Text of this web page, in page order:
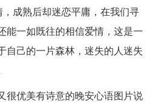
成熟后却迷恋平庸，在我们寻
能一如既往的相信爱情，这是一
自己的一片森林，迷失的人迷失